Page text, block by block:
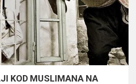
KOD MUSLIMANA NA